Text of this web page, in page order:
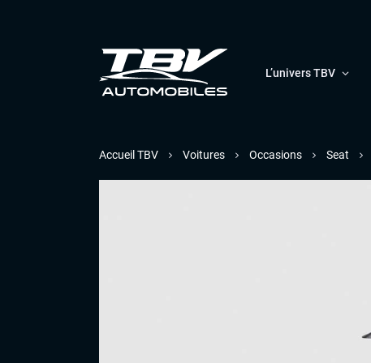
L’univers TBV
Accueil TBV Voitures Occasions Seat